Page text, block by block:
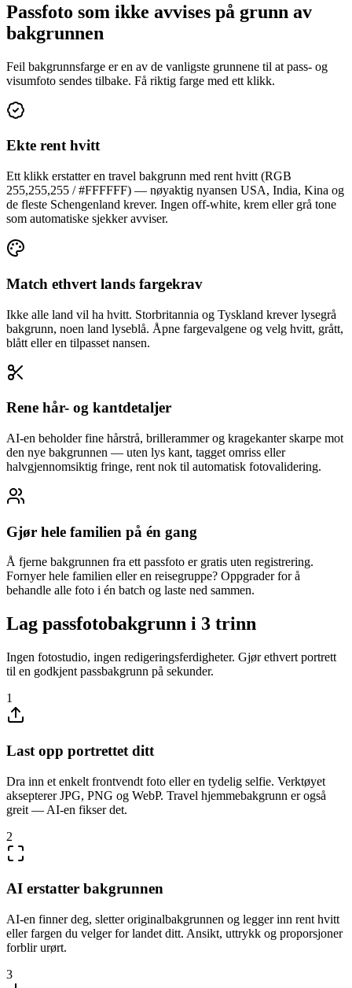
Passfoto som ikke avvises på grunn av
bakgrunnen
Feil bakgrunnsfarge er en av de vanligste grunnene til at pass- og
visumfoto sendes tilbake. Få riktig farge med ett klikk.
Ekte rent hvitt
Ett klikk erstatter en travel bakgrunn med rent hvitt (RGB
255,255,255 / #FFFFFF) — nøyaktig nyansen USA, India, Kina og
de fleste Schengenland krever. Ingen off-white, krem eller grå tone
som automatiske sjekker avviser.
Match ethvert lands fargekrav
Ikke alle land vil ha hvitt. Storbritannia og Tyskland krever lysegrå
bakgrunn, noen land lyseblå. Åpne fargevalgene og velg hvitt, grått,
blått eller en tilpasset nansen.
Rene hår- og kantdetaljer
AI-en beholder fine hårstrå, brillerammer og kragekanter skarpe mot
den nye bakgrunnen — uten lys kant, tagget omriss eller
halvgjennomsiktig fringe, rent nok til automatisk fotovalidering.
Gjør hele familien på én gang
Å fjerne bakgrunnen fra ett passfoto er gratis uten registrering.
Fornyer hele familien eller en reisegruppe? Oppgrader for å
behandle alle foto i én batch og laste ned sammen.
Lag passfotobakgrunn i 3 trinn
Ingen fotostudio, ingen redigeringsferdigheter. Gjør ethvert portrett
til en godkjent passbakgrunn på sekunder.
1
Last opp portrettet ditt
Dra inn et enkelt frontvendt foto eller en tydelig selfie. Verktøyet
aksepterer JPG, PNG og WebP. Travel hjemmebakgrunn er også
greit — AI-en fikser det.
2
AI erstatter bakgrunnen
AI-en finner deg, sletter originalbakgrunnen og legger inn rent hvitt
eller fargen du velger for landet ditt. Ansikt, uttrykk og proporsjoner
forblir urørt.
3